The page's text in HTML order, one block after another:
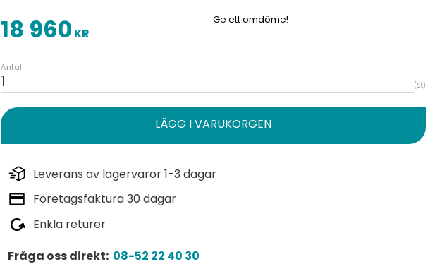
18 960 KR
Antal
st
Leverans av lagervaror 1-3 dagar
Företagsfaktura 30 dagar
Enkla returer
Fråga oss direkt: 08-52 22 40 30
Ge ett omdöme!